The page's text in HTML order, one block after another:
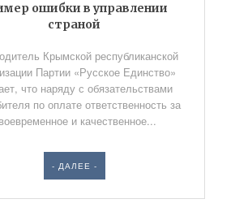
ошибки в управлении
страной
Крымской республиканской
Партии «Русское Единство»
что наряду с обязательствами
по оплате ответственность за
и качественное...
- ДАЛЕЕ -